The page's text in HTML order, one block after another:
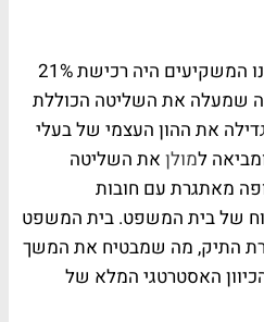
המהלך השני שהתלהבו ממנו המשקיעים היה רכישת 21%
מה שמעלה את השליטה הכוללת
מגדילה את ההון העצמי של בעלי
מולן את השליטה
מאתגרת עם חובות
של בית המשפט. בית המשפט
התיק, מה שמבטיח את המשך
האסטרטגי המלא של